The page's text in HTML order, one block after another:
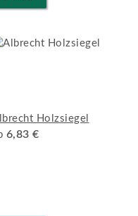
Holzsiegel
6,83 €